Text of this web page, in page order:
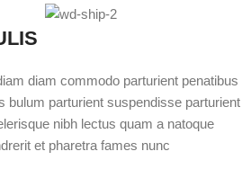
diam commodo parturient penatibus
bulum parturient suspendisse parturient
nibh lectus quam a natoque
et pharetra fames nunc